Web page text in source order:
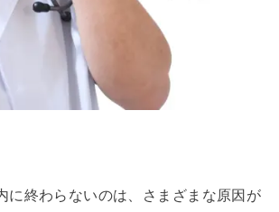
に終わらないのは、さまざまな原因が